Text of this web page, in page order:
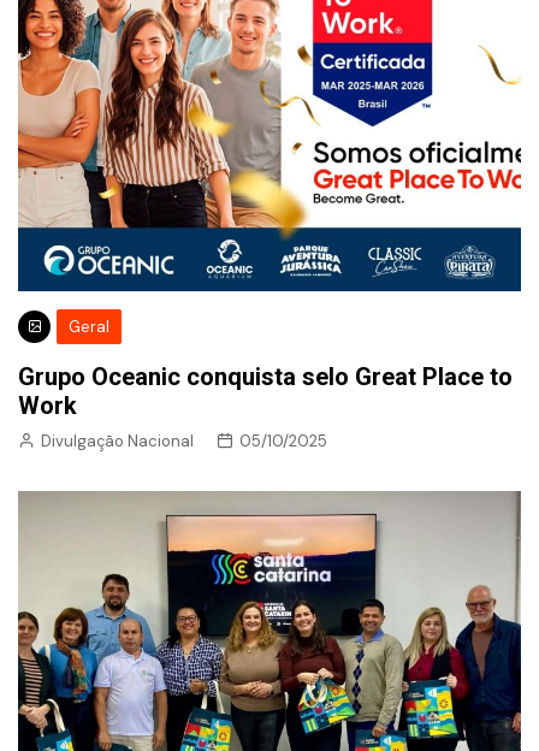
Geral
Grupo Oceanic conquista selo Great Place to
Work
Divulgação Nacional 05/10/2025